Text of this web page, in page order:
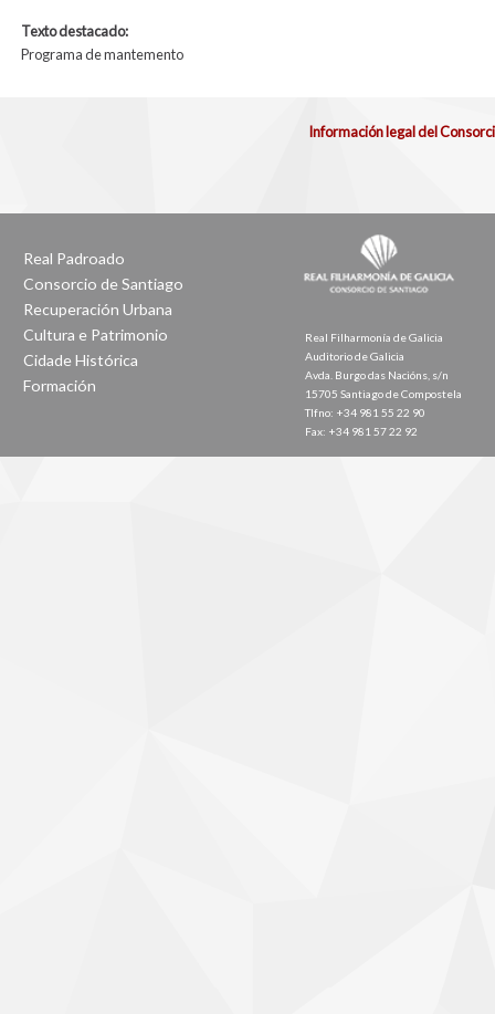
Texto destacado:
Programa de mantemento
Información legal del
Real Padroado
Consorcio de Santiago
Recuperación Urbana
Cultura e Patrimonio
Cidade Histórica
Formación
Real Filharmonía de Galicia
Auditorio de Galicia
Avda. Burgo das Nacións, s/n
15705 Santiago de Compostela
Tlfno: +34 981 55 22 90
Fax: +34 981 57 22 92